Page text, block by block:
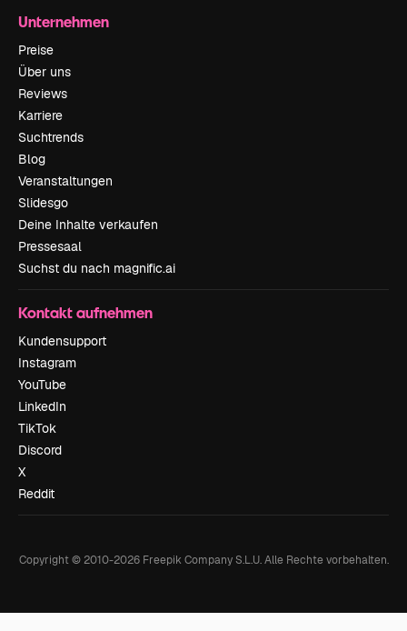
Unternehmen
Preise
Über uns
Reviews
Karriere
Suchtrends
Blog
Veranstaltungen
Slidesgo
Deine Inhalte verkaufen
Pressesaal
Suchst du nach magnific.ai
Kontakt aufnehmen
Kundensupport
Instagram
YouTube
LinkedIn
TikTok
Discord
X
Reddit
Copyright © 2010-2026Freepik Company S.L.U. Alle Rechte vorbehalten.